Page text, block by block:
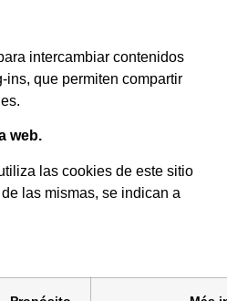
intercambiar contenidos
que permiten compartir
web.
las cookies de este sitio
las mismas, se indican a